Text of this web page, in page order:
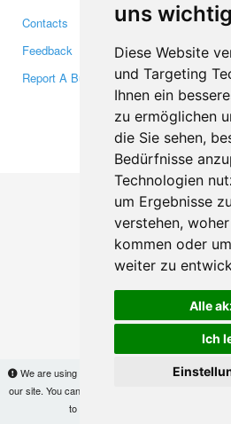
uns wichtig
Diese Website
und Targeting
Ihnen ein
zu ermöglichen
die Sie sehen,
Bedürfnisse
Technologien
um Ergebnisse
verstehen,
kommen oder
weiter zu
Alle
Ich
We are using cookies to provide statistics that
our site. You can find out more
to use the site without changes, you
Contacts
Feedback
Report A Bug
Makis©